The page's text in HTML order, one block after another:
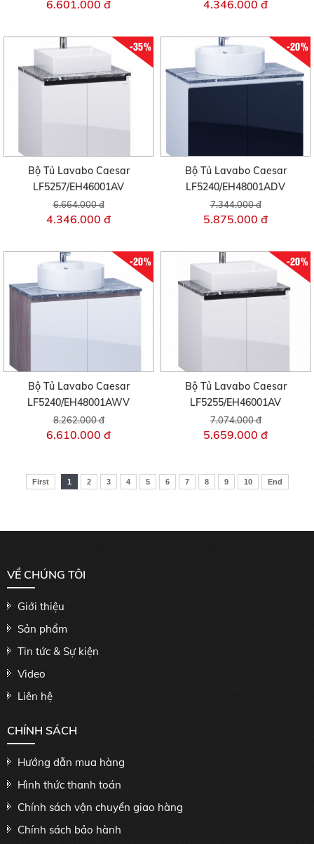
6.601.000 đ 4.346.000 đ
-35%
Bộ Tủ Lavabo Caesar
LF5257/EH46001AV
6.664.000 đ
4.346.000 đ
-20%
Bộ Tủ Lavabo Caesar
LF5240/EH48001ADV
7.344.000 đ
5.875.000 đ
-20%
Bộ Tủ Lavabo Caesar
LF5240/EH48001AWV
8.262.000 đ
6.610.000 đ
-20%
Bộ Tủ Lavabo Caesar
LF5255/EH46001AV
7.074.000 đ
5.659.000 đ
First 1 2 3 4 5 6 7 8 9 10 End
VỀ CHÚNG TÔI
Giới thiệu
Sản phẩm
Tin tức & Sự kiện
Video
Liên hệ
CHÍNH SÁCH
Hướng dẫn mua hàng
Hình thức thanh toán
Chính sách vận chuyển giao hàng
Chính sách bảo hành